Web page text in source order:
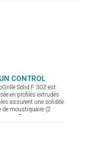
CONTROL
Solid F 30Z est
en profilés extrudés
assurent une solidité
de moustiquaire (2
en Z procure un